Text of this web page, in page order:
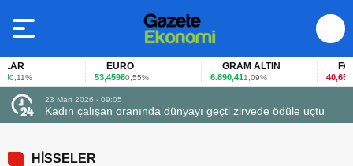
EURO
53,45980,55%
GRAM ALTIN
6.890,411,09%
FAİZ
40,65-
23 Mart 2026 - 09:05
Kadın çalışan oranında dünyayı geçti zirvede ödüle uçtu
HİSSELER